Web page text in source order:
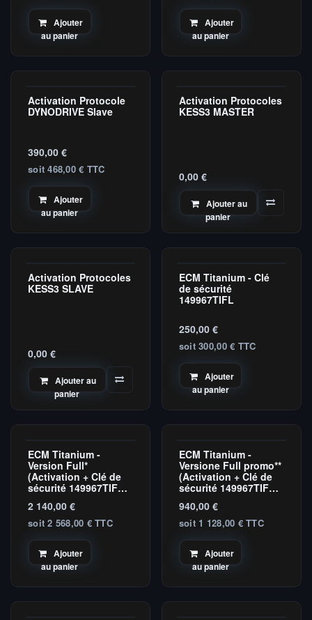
Ajouter
au panier
Ajouter
au panier
Slave
Activation Protocole
DYNODRIVE Slave
390,00 €
soit 468,00 € TTC
Ajouter
au panier
Master
Activation Protocoles
KESS3 MASTER
0,00€
Ajouter au
panier
Slave
Activation Protocoles
KESS3 SLAVE
0,00 €
Ajouter au
panier
ECM Titanium - Clé
de sécurité
149967TIFL
250,00€
soit 300,00 € TTC
Ajouter
au panier
ECM Titanium -
Version Full*
(Activation + Clé de
sécurité 149967TIFL
2 140,00 €
soit 2 568,00 € TTC
Ajouter
au panier
ECM Titanium -
Versione Full promo**
(Activation + Clé de
sécurité 149967TIFL
940,00€
soit 1 128,00 € TTC
Ajouter
au panier